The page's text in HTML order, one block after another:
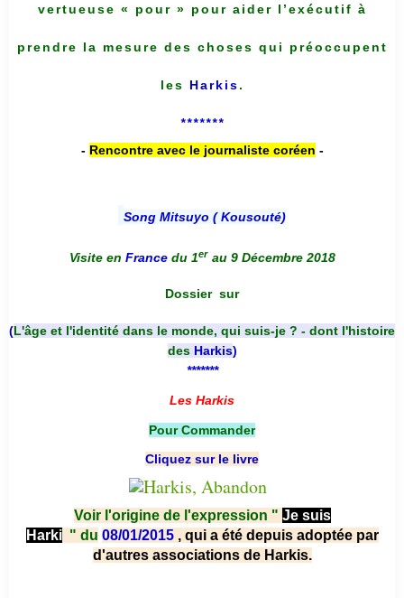
vertueuse « pour » pour aider l’exécutif à
prendre la mesure des choses qui préoccupent
les Harkis.
*******
- Rencontre avec le journaliste coréen -
Song Mitsuyo ( Kousouté)
Visite en France du 1er au 9 Décembre 2018
Dossier sur
(L'âge et l'identité dans le monde, qui suis-je ? - dont l'histoire
des Harkis)
*******
Les Harkis
Pour Commander
Cliquez sur le livre
Voir l'origine de l'expression " Je suis
Harki " du 08/01/2015 , qui a été depuis adoptée par
d'autres associations de Harkis.